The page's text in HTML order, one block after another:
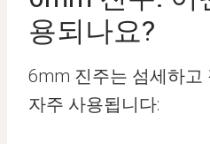
용되나요?
6mm 진주는 섬세하고
자주 사용됩니다: